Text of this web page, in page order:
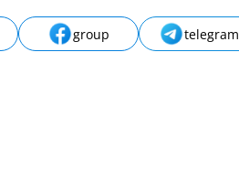
group telegram